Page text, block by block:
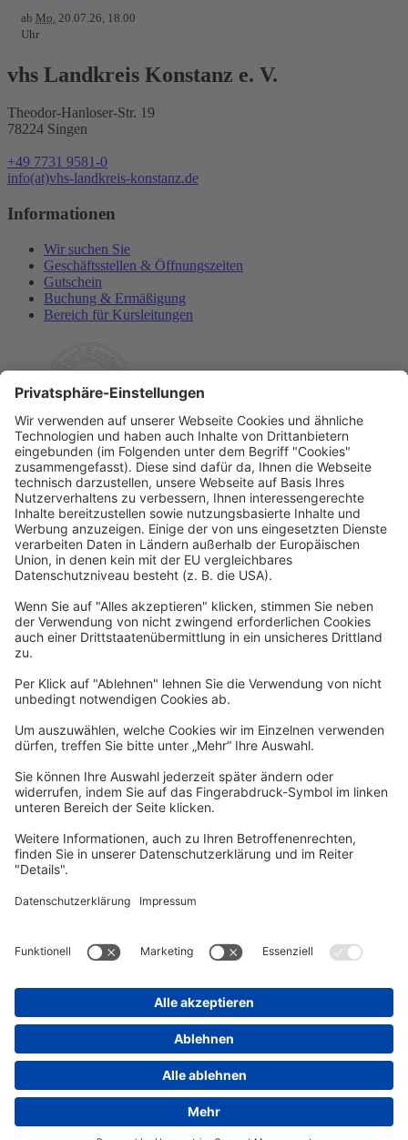
ab Mo. 20.07.26, 18.00
Uhr
vhs Landkreis Konstanz e. V.
Theodor-Hanloser-Str. 19
78224 Singen
+49 7731 9581-0
info(at)vhs-landkreis-konstanz.de
Informationen
Wir suchen Sie
Geschäftsstellen & Öffnungszeiten
Gutschein
Buchung & Ermäßigung
Bereich für Kursleitungen
Rechtliches
Allgemeine Geschäftsbedingungen
Widerrufsbelehrung
Datenschutzerklärung
Barrierefreiheitserklärung
Impressum
Newsletter
Per E-Mail informieren wir Sie über interessante Angebote.
Zum Newsletter anmelden
vhs Post
Zur vhs Post anmelden
Kontrast
Kurs-Merkliste
Bitte melden Sie sich über den folgenden Button an:
Sie haben noch kein Konto?
Registrieren Sie sich jetzt
Warenkorb
Es befinden sich derzeit keine Kurse/Veranstaltungen in Ihrem